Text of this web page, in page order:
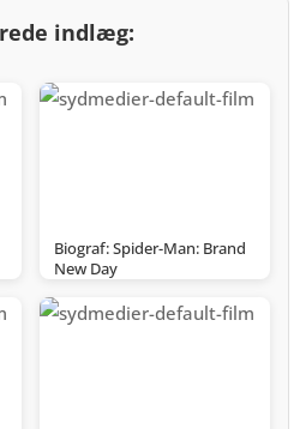
indlæg:
Biograf: Spider-Man: Brand
New Day